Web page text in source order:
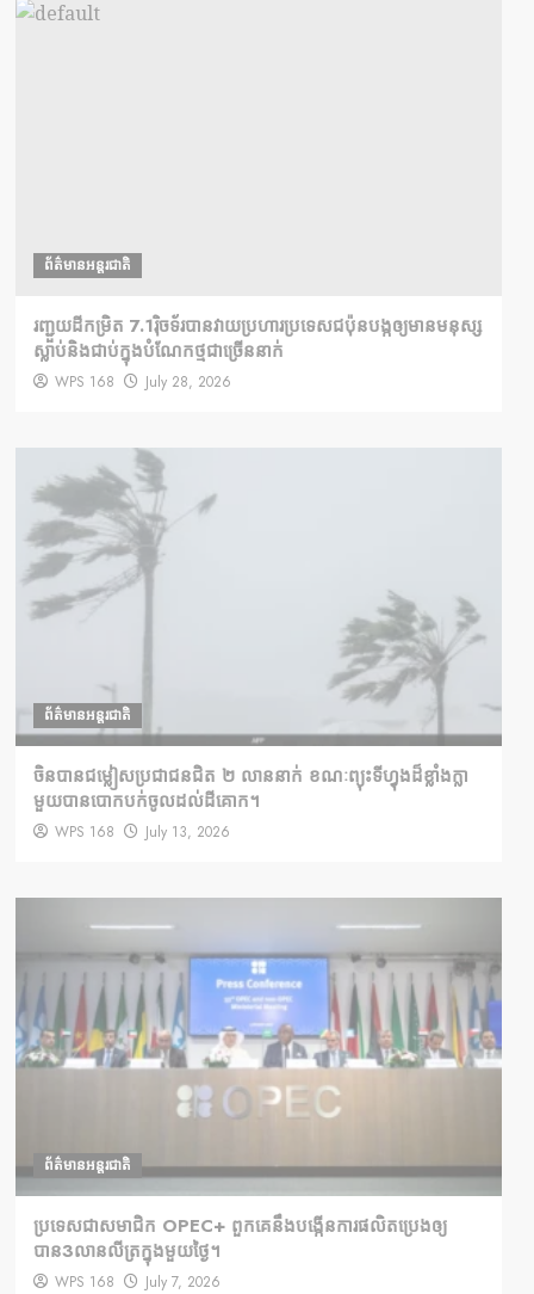
ព័ត៌មានអន្តរជាតិ
រញ្ជួយដីកម្រិត​ 7.1រ៉ិចទ័របានវាយប្រហារប្រទេសជប៉ុនបង្កឲ្យមានមនុស្ស
ស្លាប់​និង​ជាប់ក្នុងបំណែកថ្មជាច្រើននាក់
WPS 168 July 28, 2026
ព័ត៌មានអន្តរជាតិ
ចិនបានជម្លៀសប្រជាជនជិត ២ លាននាក់ ខណៈព្យុះទីហ្វុងដ៏ខ្លាំងក្លា
មួយបានបោកបក់ចូលដល់ដីគោក។
WPS 168 July 13, 2026
ព័ត៌មានអន្តរជាតិ
ប្រទេសជាសមាជិក OPEC+​ ពួកគេនឹងបង្កើនការផលិតប្រេងឲ្យ
បាន3លានលីត្រក្នុងមួយថ្ងៃ។
WPS 168 July 7, 2026